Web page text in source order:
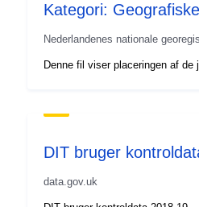
http://
Kategori:
Nederlandenes nationale
Denne fil viser placeringen af de
DIT bruger
data.gov.uk